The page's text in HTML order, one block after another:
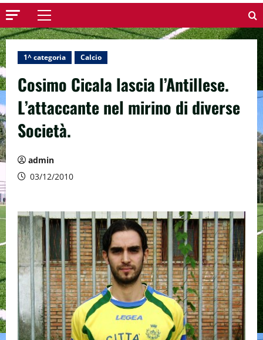
Menu
principale
1^ categoria Calcio
Cosimo Cicala lascia l’Antillese.
L’attaccante nel mirino di diverse
Società.
admin
03/12/2010